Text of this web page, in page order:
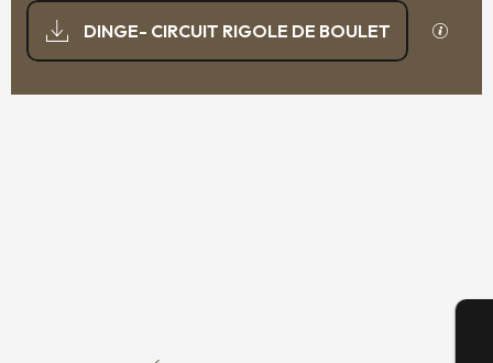
DOCUMENTACIÓN
DINGE- CIRCUIT RIGOLE DE BOULET Los